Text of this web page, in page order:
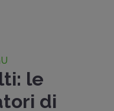
le
di